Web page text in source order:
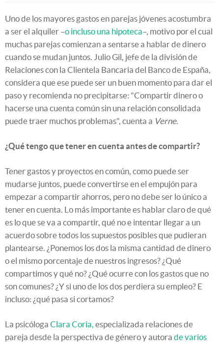
Uno de los mayores gastos en parejas jóvenes acostumbra
a ser el alquiler –o incluso una hipoteca–, motivo por el cual
muchas parejas comienzan a sentarse a hablar de dinero
cuando se mudan juntos. Julio Gil, jefe de la división de
Relaciones con la Clientela Bancaria del Banco de España,
considera que ese puede ser un buen momento para dar el
paso y recomienda no precipitarse: "Compartir dinero o
hacerse una cuenta común sin una relación consolidada
puede traer muchos problemas", cuenta a Verne.
¿Qué tengo que tener en cuenta antes de compartir?
Tener gastos y proyectos en común, como puede ser
mudarse juntos, puede convertirse en el empujón para
empezar a compartir ahorros, pero no debe ser lo único a
tener en cuenta. Lo más importante es hablar claro de qué
es lo que se va a compartir, qué no e intentar llegar a un
acuerdo sobre todos los supuestos posibles que pudieran
plantearse. ¿Ponemos los dos la misma cantidad de dinero
o el mismo porcentaje de nuestros ingresos? ¿Qué
compartimos y qué no? ¿Qué ocurre con los gastos que no
son comunes? ¿Y si uno de los dos perdiera su empleo? E
incluso: ¿qué pasa si cortamos?
La psicóloga Clara Coria, especializada relaciones de
pareja desde la perspectiva de género y autora de varios